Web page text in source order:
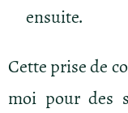
ensuite.
Cette prise de
moi pour des